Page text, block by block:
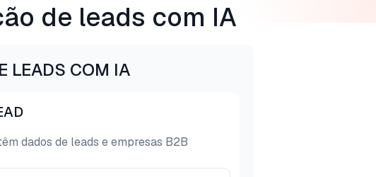
de leads com IA
LEADS COM IA
dados de leads e empresas B2B